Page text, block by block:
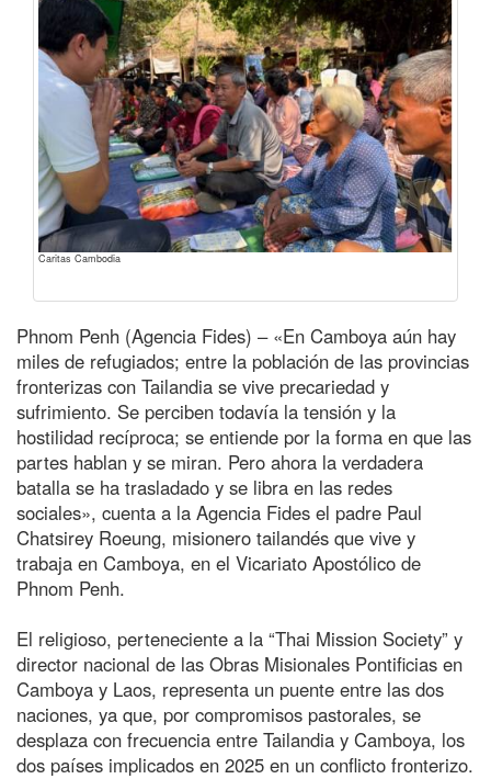
Caritas Cambodia
Phnom Penh (Agencia Fides) – «En Camboya aún hay
miles de refugiados; entre la población de las provincias
fronterizas con Tailandia se vive precariedad y
sufrimiento. Se perciben todavía la tensión y la
hostilidad recíproca; se entiende por la forma en que las
partes hablan y se miran. Pero ahora la verdadera
batalla se ha trasladado y se libra en las redes
sociales», cuenta a la Agencia Fides el padre Paul
Chatsirey Roeung, misionero tailandés que vive y
trabaja en Camboya, en el Vicariato Apostólico de
Phnom Penh.
El religioso, perteneciente a la “Thai Mission Society” y
director nacional de las Obras Misionales Pontificias en
Camboya y Laos, representa un puente entre las dos
naciones, ya que, por compromisos pastorales, se
desplaza con frecuencia entre Tailandia y Camboya, los
dos países implicados en 2025 en un conflicto fronterizo.